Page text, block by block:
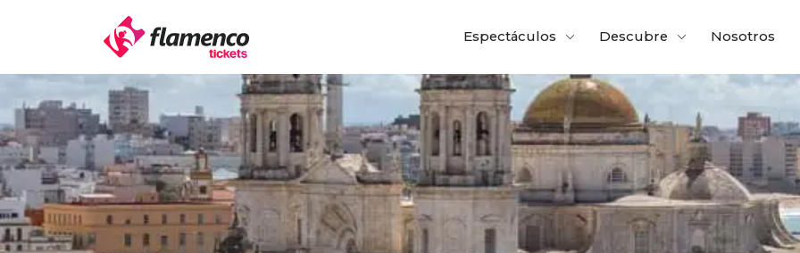
Espectáculos Descubre Nosotros